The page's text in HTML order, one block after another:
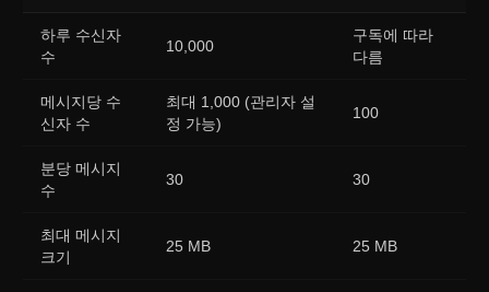
하루 수신자
수
10,000
구독에 따라
다름
메시지당 수
신자 수
최대 1,000 (관리자 설
정 가능)
100
분당 메시지
수
30 30
최대 메시지
크기
25 MB 25 MB